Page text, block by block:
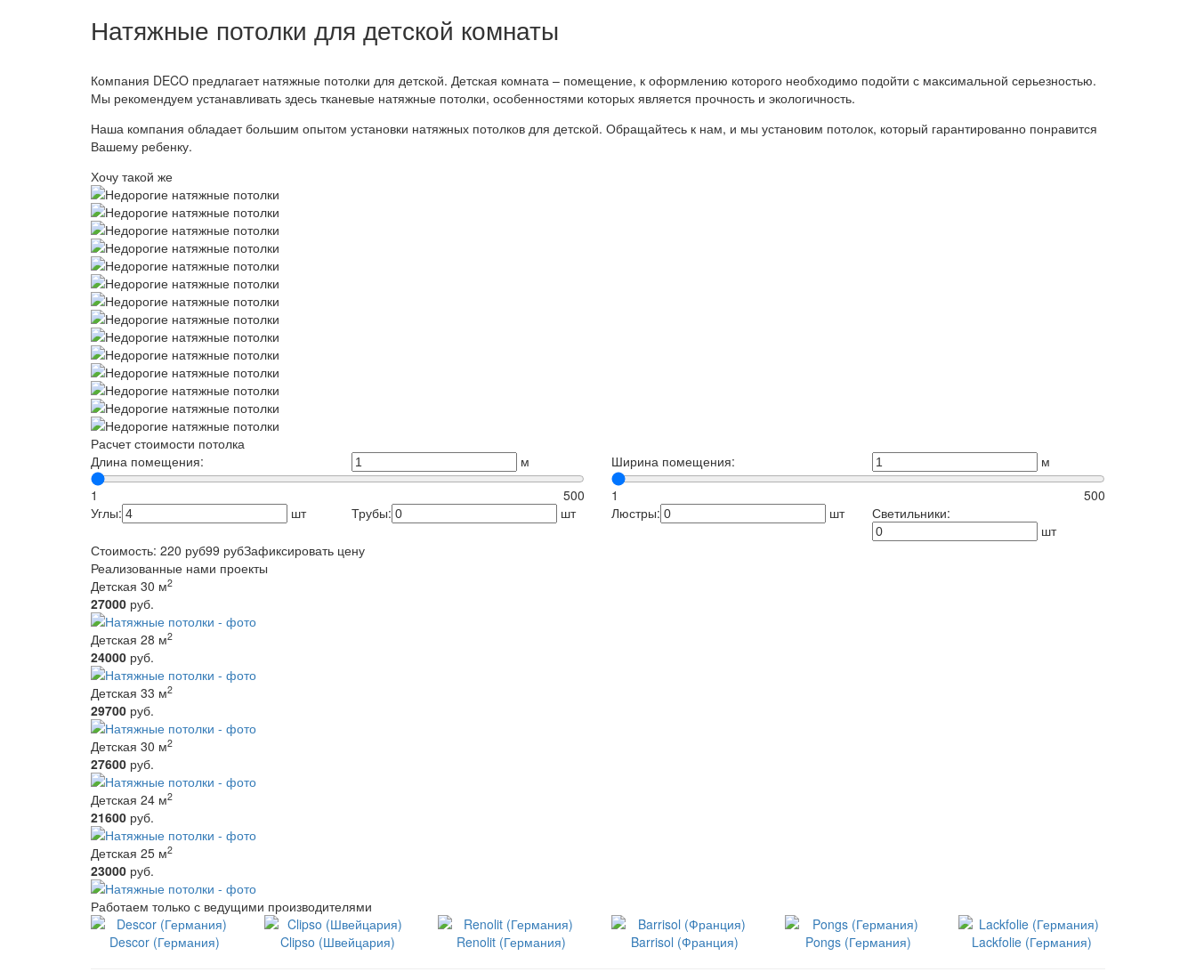
Натяжные потолки для детской комнаты
Компания DECO предлагает натяжные потолки для детской. Детская комната – помещение, к оформлению которого необходимо подойти с максимальной серьезностью.
Мы рекомендуем устанавливать здесь тканевые натяжные потолки, особенностями которых является прочность и экологичность.
Наша компания обладает большим опытом установки натяжных потолков для детской. Обращайтесь к нам, и мы установим потолок, который гарантированно понравится
Вашему ребенку.
Хочу такой же
Расчет стоимости потолка
Длина помещения:
м
1
500
Ширина помещения:
м
1
500
Углы:
шт Трубы: шт Люстры: шт
Светильники:
шт
Стоимость: 220 руб99 рубЗафиксировать цену
Реализованные нами проекты
Детская 30 м2
27000 руб.
Детская 28 м2
24000 руб.
Детская 33 м2
29700 руб.
Детская 30 м2
27600 руб.
Детская 24 м2
21600 руб.
Детская 25 м2
23000 руб.
Работаем только с ведущими производителями
Descor (Германия)
Clipso (Швейцария) Renolit (Германия) Barrisol (Франция) Pongs (Германия) Lackfolie (Германия)